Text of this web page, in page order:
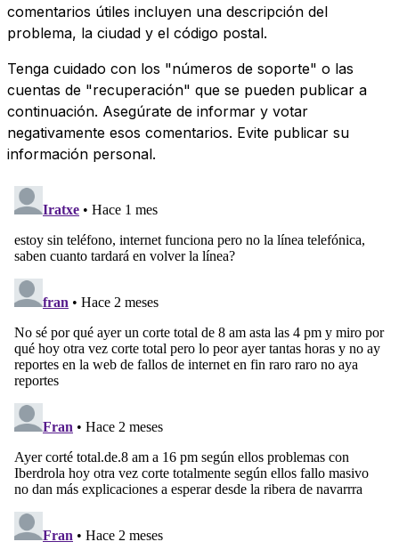
comentarios útiles incluyen una descripción del
problema, la ciudad y el código postal.
Tenga cuidado con los "números de soporte" o las
cuentas de "recuperación" que se pueden publicar a
continuación. Asegúrate de informar y votar
negativamente esos comentarios. Evite publicar su
información personal.